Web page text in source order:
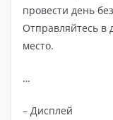
провести день
Отправляйтесь в
место.
…
– Дисплей